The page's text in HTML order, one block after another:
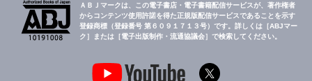
ＡＢＪマークは、この電子書店・電子書籍配信サービスが、著作権者
からコンテンツ使用許諾を得た正規版配信サービスであることを示す
登録商標（登録番号 第６０９１７１３号）です。詳しくは［ABJマー
ク］または［電子出版制作・流通協議会］で検索してください。